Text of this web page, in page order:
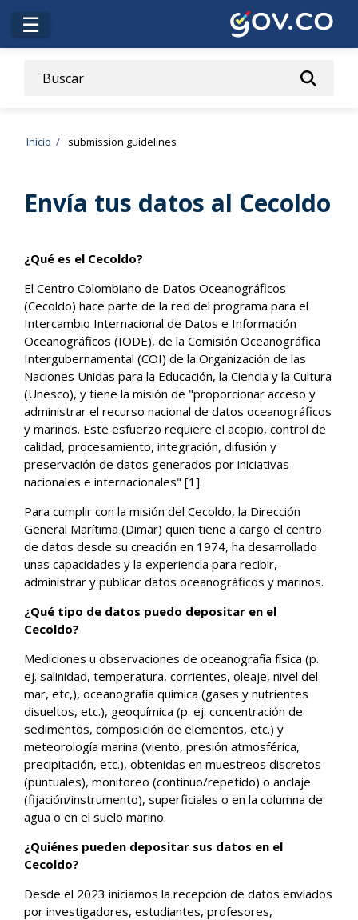
contenido
Sobrescribir
navegación
Inicio submission guidelines
Envía tus datos al Cecoldo
¿Qué es el Cecoldo?
El Centro Colombiano de Datos Oceanográficos
(Cecoldo) hace parte de la red del programa para el
Intercambio Internacional de Datos e Información
Oceanográficos (IODE), de la Comisión Oceanográfica
Intergubernamental (COI) de la Organización de las
Naciones Unidas para la Educación, la Ciencia y la Cultura
(Unesco), y tiene la misión de "proporcionar acceso y
administrar el recurso nacional de datos oceanográficos
y marinos. Este esfuerzo requiere el acopio, control de
calidad, procesamiento, integración, difusión y
preservación de datos generados por iniciativas
nacionales e internacionales" [1].
Para cumplir con la misión del Cecoldo, la Dirección
General Marítima (Dimar) quien tiene a cargo el centro
de datos desde su creación en 1974, ha desarrollado
unas capacidades y la experiencia para recibir,
administrar y publicar datos oceanográficos y marinos.
¿Qué tipo de datos puedo depositar en el
Cecoldo?
Mediciones u observaciones de oceanografía física (p.
ej. salinidad, temperatura, corrientes, oleaje, nivel del
mar, etc,), oceanografía química (gases y nutrientes
disueltos, etc.), geoquímica (p. ej. concentración de
sedimentos, composición de elementos, etc.) y
meteorología marina (viento, presión atmosférica,
precipitación, etc.), obtenidas en muestreos discretos
(puntuales), monitoreo (continuo/repetido) o anclaje
(fijación/instrumento), superficiales o en la columna de
agua o en el suelo marino.
¿Quiénes pueden depositar sus datos en el
Cecoldo?
Desde el 2023 iniciamos la recepción de datos enviados
por investigadores, estudiantes, profesores,
☰